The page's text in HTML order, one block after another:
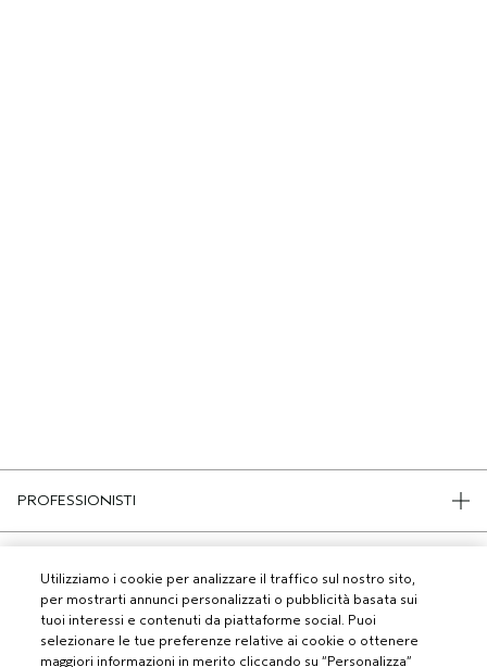
PROFESSIONISTI
MONITORA IL TUO ORDINE
CHATTA CON NOI
SCOPRI IL CANALE PIÚ INDICATO PER LA TUA RICHIESTA
SERVIZIO CLIENTI
Utilizziamo i cookie per analizzare il traffico sul nostro sito,
per mostrarti annunci personalizzati o pubblicità basata sui
tuoi interessi e contenuti da piattaforme social. Puoi
selezionare le tue preferenze relative ai cookie o ottenere
maggiori informazioni in merito cliccando su “Personalizza”